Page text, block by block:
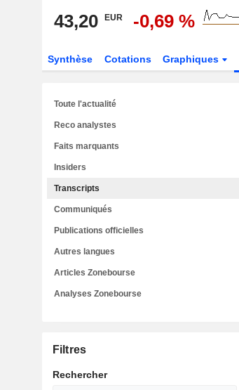
43,20 EUR -0,69 %
Synthèse Cotations Graphiques
Toute l'actualité
Reco analystes
Faits marquants
Insiders
Transcripts
Communiqués
Publications officielles
Autres langues
Articles Zonebourse
Analyses Zonebourse
Filtres
Rechercher